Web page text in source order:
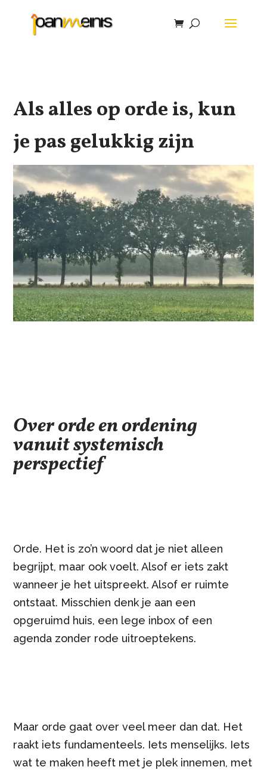
Als alles op orde is, kun
je pas gelukkig zijn
Over orde en ordening
vanuit systemisch
perspectief
Orde. Het is zo’n woord dat je niet alleen
begrijpt, maar ook voelt. Alsof er iets zakt
wanneer je het uitspreekt. Alsof er ruimte
ontstaat. Misschien denk je aan een
opgeruimd huis, een lege inbox of een
agenda zonder rode uitroeptekens.
Maar orde gaat over veel meer dan dat. Het
raakt iets fundamenteels. Iets menselijks. Iets
wat te maken heeft met je plek innemen, met